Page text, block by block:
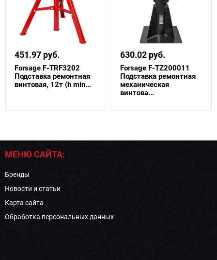
451.97 руб.
Forsage F-TRF3202
Подставка ремонтная
винтовая, 12т (h min...
630.02 руб.
Forsage F-TZ200011
Подставка ремонтная
механическая
винтова...
МЕНЮ САЙТА:
Бренды
Новости и статьи
Карта сайта
Обработка персональных данных